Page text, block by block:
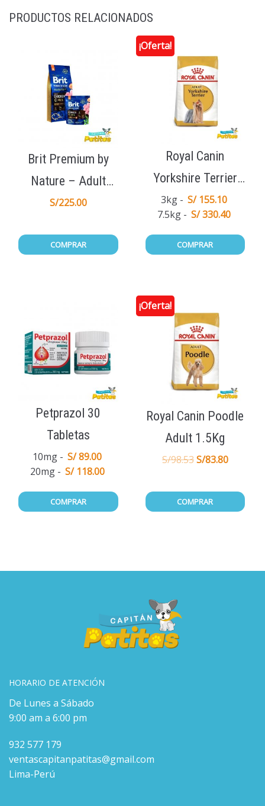
PRODUCTOS RELACIONADOS
Brit Premium by
Nature – Adult
Medium 15Kg
S/225.00
COMPRAR
¡Oferta!
Royal Canin
Yorkshire Terrier
Adulto
3kg
S/ 155.10
7.5kg
S/ 330.40
COMPRAR
Petprazol 30
Tabletas
10mg
S/ 89.00
20mg
S/ 118.00
COMPRAR
¡Oferta!
Royal Canin Poodle
Adult 1.5Kg
S/98.53S/83.80
COMPRAR
HORARIO DE ATENCIÓN
De Lunes a Sábado
9:00 am a 6:00 pm
932 577 179
ventascapitanpatitas@gmail.com
Lima-Perú